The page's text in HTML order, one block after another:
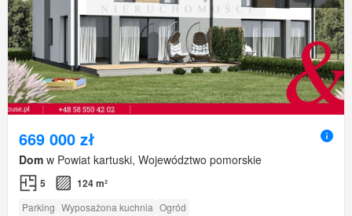
669 000 zł
Dom w Powiat kartuski, Województwo pomorskie
5 124 m²
Parking Wyposażona kuchnia Ogród